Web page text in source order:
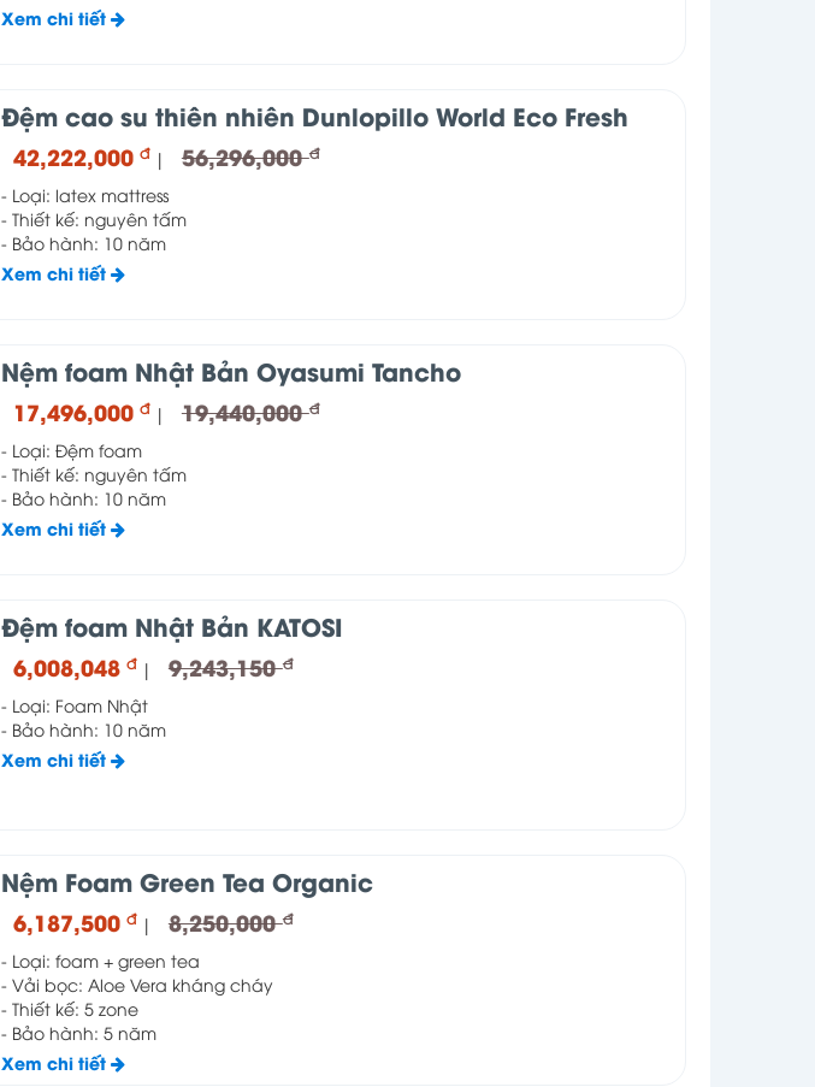
Xem chi tiết
Đệm cao su thiên nhiên Dunlopillo World Eco Fresh
42,222,000 đ | 56,296,000đ
- Loại: latex mattress
- Thiết kế: nguyên tấm
- Bảo hành: 10 năm
Xem chi tiết
Nệm foam Nhật Bản Oyasumi Tancho
17,496,000 đ | 19,440,000đ
- Loại: Đệm foam
- Thiết kế: nguyên tấm
- Bảo hành: 10 năm
Xem chi tiết
Đệm foam Nhật Bản KATOSI
6,008,048 đ | 9,243,150đ
- Loại: Foam Nhật
- Bảo hành: 10 năm
Xem chi tiết
Nệm Foam Green Tea Organic
6,187,500 đ | 8,250,000đ
- Loại: foam + green tea
- Vải bọc: Aloe Vera kháng cháy
- Thiết kế: 5 zone
- Bảo hành: 5 năm
Xem chi tiết